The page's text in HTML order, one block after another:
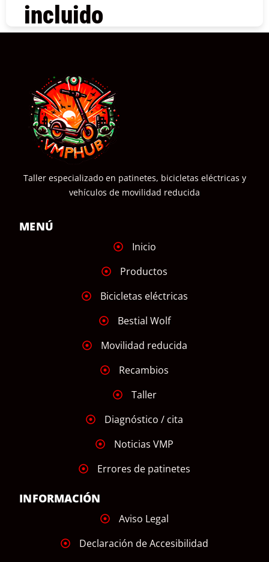
incluido
Taller especializado en patinetes, bicicletas eléctricas y
vehículos de movilidad reducida
MENÚ
Inicio
Productos
Bicicletas eléctricas
Bestial Wolf
Movilidad reducida
Recambios
Taller
Diagnóstico / cita
Noticias VMP
Errores de patinetes
INFORMACIÓN
Aviso Legal
Declaración de Accesibilidad